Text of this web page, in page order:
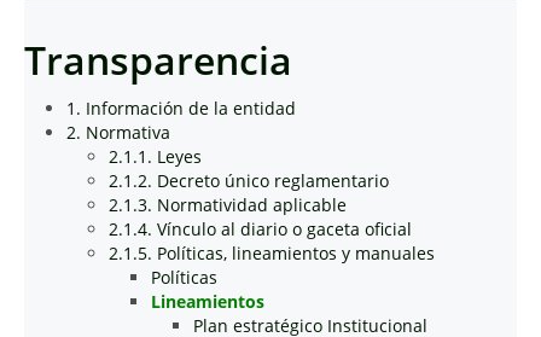
Transparencia
1. Información de la entidad
2. Normativa
2.1.1. Leyes
2.1.2. Decreto único reglamentario
2.1.3. Normatividad aplicable
2.1.4. Vínculo al diario o gaceta oficial
2.1.5. Políticas, lineamientos y manuales
Políticas
Lineamientos
Plan estratégico Institucional